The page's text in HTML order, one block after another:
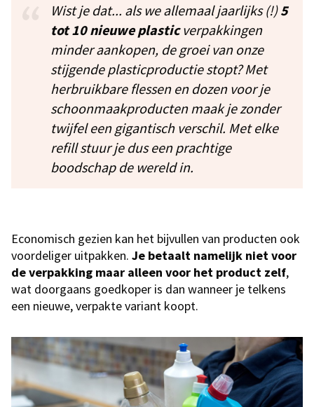
Wist je dat... als we allemaal jaarlijks (!)5
tot 10 nieuwe plasticverpakkingen
minder aankopen, de groei van onze
stijgende plasticproductie stopt? Met
herbruikbare flessen en dozen voor je
schoonmaakproducten maak je zonder
twijfel een gigantisch verschil. Met elke
refill stuur je dus een prachtige
boodschap de wereld in.
Economisch gezien kan het bijvullen van producten ook
voordeliger uitpakken. Je betaalt namelijk niet voor
de verpakking maar alleen voor het product zelf,
wat doorgaans goedkoper is dan wanneer je telkens
een nieuwe, verpakte variant koopt.